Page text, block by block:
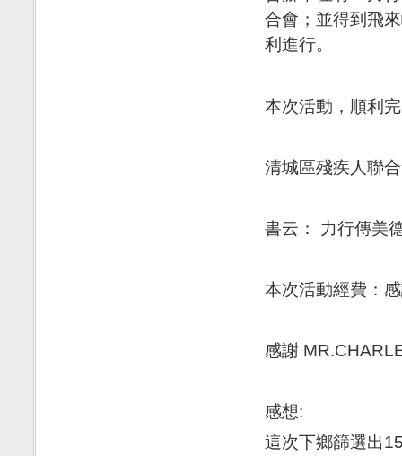
合會；並得到飛
利進行。
本次活動，順利
清城區殘疾人聯
書云： 力行傳美
本次活動經費：
感謝
感想:
這次下鄉篩選出